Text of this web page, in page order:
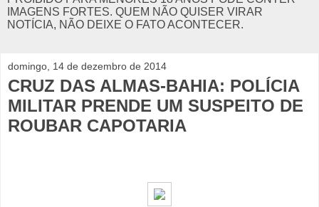
IMAGENS FORTES. QUEM NÃO QUISER VIRAR
NOTÍCIA, NÃO DEIXE O FATO ACONTECER.
domingo, 14 de dezembro de 2014
CRUZ DAS ALMAS-BAHIA: POLÍCIA
MILITAR PRENDE UM SUSPEITO DE
ROUBAR CAPOTARIA